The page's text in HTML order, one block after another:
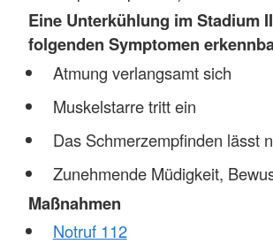
Eine Unterkühlung im Stadium
folgenden Symptomen
Atmung verlangsamt sich
Muskelstarre tritt ein
Das Schmerzempfinden lässt
Zunehmende Müdigkeit,
Maßnahmen
Notruf 112